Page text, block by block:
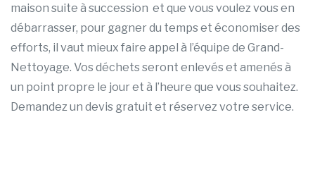
maison suite à succession et que vous voulez vous en
débarrasser, pour gagner du temps et économiser des
efforts, il vaut mieux faire appel à l’équipe de Grand-
Nettoyage. Vos déchets seront enlevés et amenés à
un point propre le jour et à l’heure que vous souhaitez.
Demandez un devis gratuit et réservez votre service.